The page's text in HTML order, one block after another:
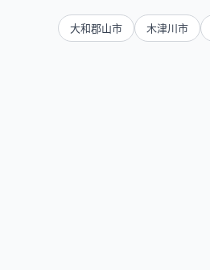
大和郡山市 木津川市